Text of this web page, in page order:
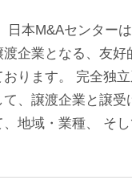
日本M&Aセンター
企業となる、友好
ります。 完全独
、譲渡企業と譲受
地域・業種、 そ